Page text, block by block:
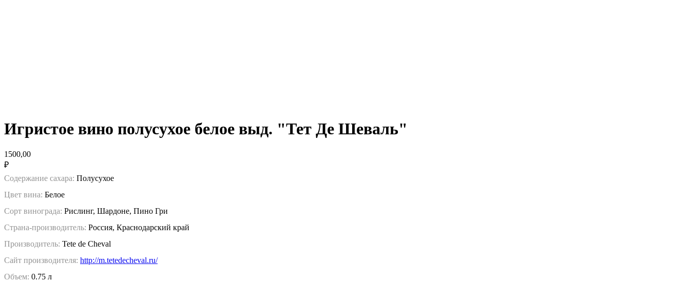
Игристое вино полусухое белое выд. "Тет Де Шеваль"
1500,00
₽
Содержание сахара: Полусухое
Цвет вина: Белое
Сорт винограда: Рислинг, Шардоне, Пино Гри
Страна-производитель: Россия, Краснодарский край
Производитель: Tete de Cheval
Сайт производителя: http://m.tetedecheval.ru/
Объем: 0.75 л